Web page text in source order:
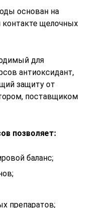
основан на
щелочных
для
антиоксидант,
защиту от
поставщиком
позволяет:
баланс;
препаратов;